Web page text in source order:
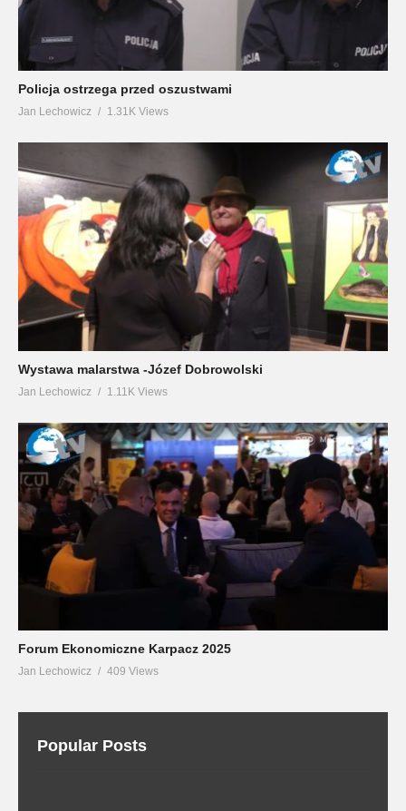
Policja ostrzega przed oszustwami
Jan Lechowicz 1.31K Views
Wystawa malarstwa -Józef Dobrowolski
Jan Lechowicz 1.11K Views
Forum Ekonomiczne Karpacz 2025
Jan Lechowicz 409 Views
Popular Posts